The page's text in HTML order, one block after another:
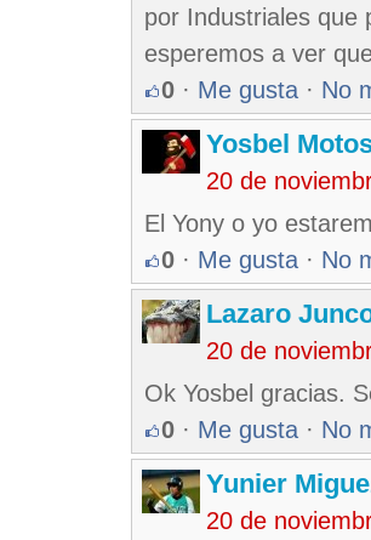
por Industriales que
esperemos a ver
0 · Me gusta · No
Yosbel
20 de
El Yony o yo
0 · Me gusta · No
Lazaro
20 de
Ok Yosbel gracias.
0 · Me gusta · No
Yunier
20 de